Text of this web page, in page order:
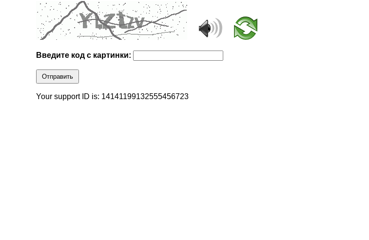
Введите код с картинки:
Отправить
Your support ID is: 14141199132555456723